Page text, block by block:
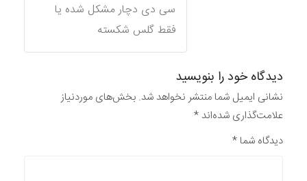
سی دی دچار مشکل شده یا
فقط گلس شکسته
دیدگاه خود را بنویسید
نشانی ایمیل شما منتشر نخواهد شد. بخش‌های موردنیاز
علامت‌گذاری شده‌اند *
دیدگاه شما*